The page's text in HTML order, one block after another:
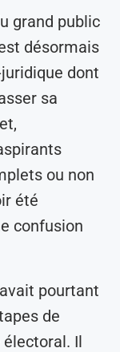
grand public
désormais
dont
sa
ou non
été
confusion
pourtant
de
Il